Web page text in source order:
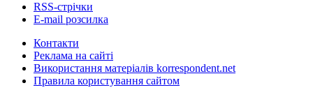
RSS-стрічки
E-mail розсилка
Контакти
Реклама на сайті
Використання матеріалів korrespondent.net
Правила користування сайтом